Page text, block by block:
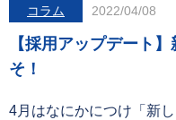
コラム 2022/04/08
【採用アップデート
そ！
4月はなにかにつけ「新